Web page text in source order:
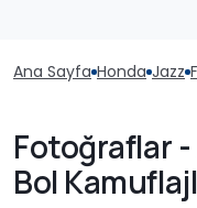
Ana Sayfa Honda Jazz
Fotoğraflar -
Bol